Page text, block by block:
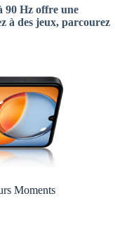
90 Hz offre une
à des jeux, parcourez
Moments